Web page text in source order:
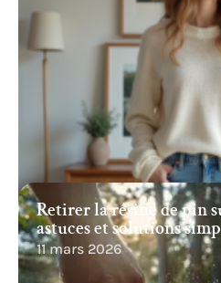
Retirer la résine de pin
astuces et solutions
11 mars 2026